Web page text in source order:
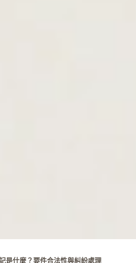
是什麼？要件合法性與糾紛處理